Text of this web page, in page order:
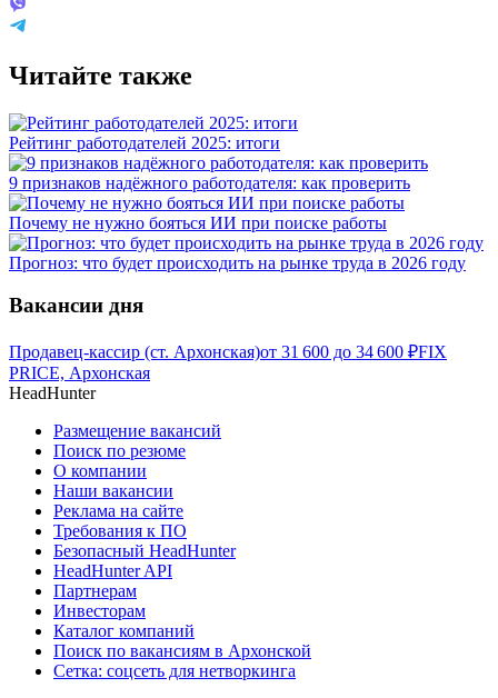
Читайте также
Рейтинг работодателей 2025: итоги
9 признаков надёжного работодателя: как проверить
Почему не нужно бояться ИИ при поиске работы
Прогноз: что будет происходить на рынке труда в 2026 году
Вакансии дня
Продавец-кассир (ст. Архонская)от 31 600 до 34 600 ₽FIX
PRICE, Архонская
HeadHunter
Размещение вакансий
Поиск по резюме
О компании
Наши вакансии
Реклама на сайте
Требования к ПО
Безопасный HeadHunter
HeadHunter API
Партнерам
Инвесторам
Каталог компаний
Поиск по вакансиям в Архонской
Сетка: соцсеть для нетворкинга